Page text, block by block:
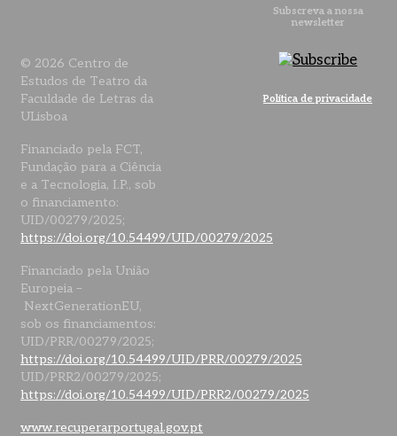
© 2026 Centro de
Estudos de Teatro da
Faculdade de Letras da
ULisboa
Financiado pela FCT,
Fundação para a Ciência
e a Tecnologia, I.P., sob
o financiamento:
UID/00279/2025;
https://doi.org/10.54499/UID/00279/2025
Financiado pela União
Europeia –
NextGenerationEU,
sob os financiamentos:
UID/PRR/00279/2025;
https://doi.org/10.54499/UID/PRR/00279/2025
UID/PRR2/00279/2025;
https://doi.org/10.54499/UID/PRR2/00279/2025
www.recuperarportugal.gov.pt
Subscreva a nossa
newsletter
Política de privacidade